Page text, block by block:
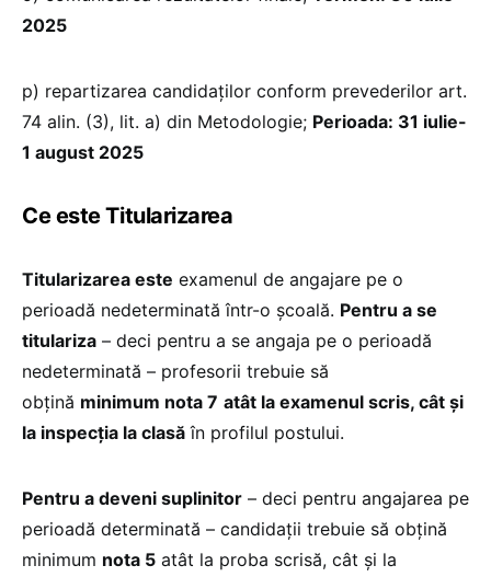
2025
p) repartizarea candidaţilor conform prevederilor art.
74 alin. (3), lit. a) din Metodologie; Perioada: 31 iulie-
1 august 2025
Ce este Titularizarea
Titularizarea este examenul de angajare pe o
perioadă nedeterminată într-o școală. Pentru a se
titulariza – deci pentru a se angaja pe o perioadă
nedeterminată – profesorii trebuie să
obțină minimum nota 7 atât la examenul scris, cât și
la inspecția la clasă în profilul postului.
Pentru a deveni suplinitor – deci pentru angajarea pe
perioadă determinată – candidații trebuie să obțină
minimum nota 5 atât la proba scrisă, cât și la